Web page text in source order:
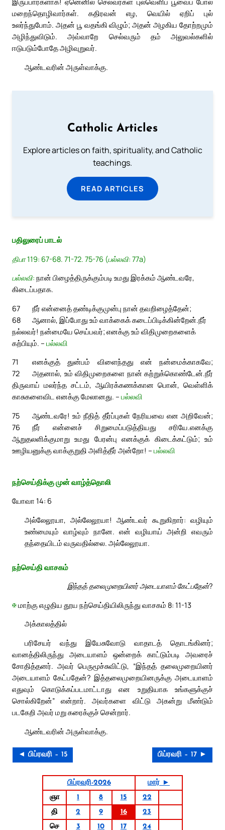
மறைந்தொழிவார்கள். கதிரவன் எழ, வெயில் ஏறிப் புல்
உலர்ந்துபோம். அதன் பூ வதங்கி விழும்; அதன் அழகிய தோற்றமும்
அழிந்துவிடும். அவ்வாறே செல்வரும் தம் அலுவல்களில்
ஈடுபடும்போதே அழிவுறுவர்.
ஆண்டவரின் அருள்வாக்கு.
Catholic Articles
Explore articles on faith, spirituality, and Catholic
teachings.
READ ARTICLES
பதிலுரைப் பாடல்
திபா 119: 67-68. 71-72. 75-76 (பல்லவி: 77a)
பல்லவி: நான் பிழைத்திருக்கும்படி உமது இரக்கம் ஆண்டவரே,
கிடைப்பதாக.
67
நீர் என்னைத் தண்டிக்குமுன்பு நான் தவறிழைத்தேன்;
ஆனால், இப்போது உம் வாக்கைக் கடைப்பிடிக்கின்றேன்.
68
நீர்
நல்லவர்! நன்மையே செய்பவர்; எனக்கு உம் விதிமுறைகளைக்
கற்பியும். – பல்லவி
71
எனக்குத் துன்பம் விளைந்தது என் நன்மைக்காகவே;
அதனால், உம் விதிமுறைகளை நான் கற்றுக்கொண்டேன்.
72
நீர்
திருவாய் மலர்ந்த சட்டம், ஆயிரக்கணக்கான பொன், வெள்ளிக்
காசுகளைவிட எனக்கு மேலானது. – பல்லவி
75
ஆண்டவரே! உம் நீதித் தீர்ப்புகள் நேரியவை என அறிவேன்;
நீர் என்னைச் சிறுமைப்படுத்தியது சரியே.
76
எனக்கு
ஆறுதலளிக்குமாறு உமது பேரன்பு எனக்குக் கிடைக்கட்டும்; உம்
ஊழியனுக்கு வாக்குறுதி அளித்தீர் அன்றோ! – பல்லவி
நற்செய்திக்கு முன் வாழ்த்தொலி
யோவா 14: 6
அல்லேலூயா, அல்லேலூயா! ஆண்டவர் கூறுகிறார்: வழியும்
உண்மையும் வாழ்வும் நானே. என் வழியாய் அன்றி எவரும்
தந்தையிடம் வருவதில்லை. அல்லேலூயா.
நற்செய்தி வாசகம்
இந்தத் தலைமுறையினர் அடையாளம் கேட்பதேன்?
✠மாற்கு எழுதிய தூய நற்செய்தியிலிருந்து வாசகம் 8: 11-13
அக்காலத்தில்
பரிசேயர் வந்து இயேசுவோடு வாதாடத் தொடங்கினர்;
வானத்திலிருந்து அடையாளம் ஒன்றைக் காட்டும்படி அவரைச்
சோதித்தனர். அவர் பெருமூச்சுவிட்டு, “இந்தத் தலைமுறையினர்
அடையாளம் கேட்பதேன்? இத்தலைமுறையினருக்கு அடையாளம்
எதுவும் கொடுக்கப்படமாட்டாது என உறுதியாக உங்களுக்குச்
சொல்கிறேன்” என்றார். அவர்களை விட்டு அகன்று மீண்டும்
படகேறி அவர் மறு கரைக்குச் சென்றார்.
ஆண்டவரின் அருள்வாக்கு.
◄ பிப்ரவரி – 15 பிப்ரவரி – 17 ►
பிப்ரவரி-2026
மார் ►
ஞா
1 8 15
22
தி
2 9 16
23
செ
3 10 17
24